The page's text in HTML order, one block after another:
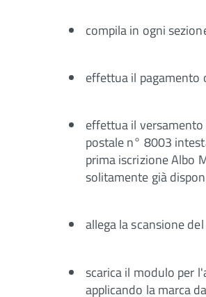
compila in ogni
effettua il pagamento
effettua il
postale n° 8003
prima iscrizione Albo
solitamente già
allega la scansione
scarica il modulo per
applicando la marca